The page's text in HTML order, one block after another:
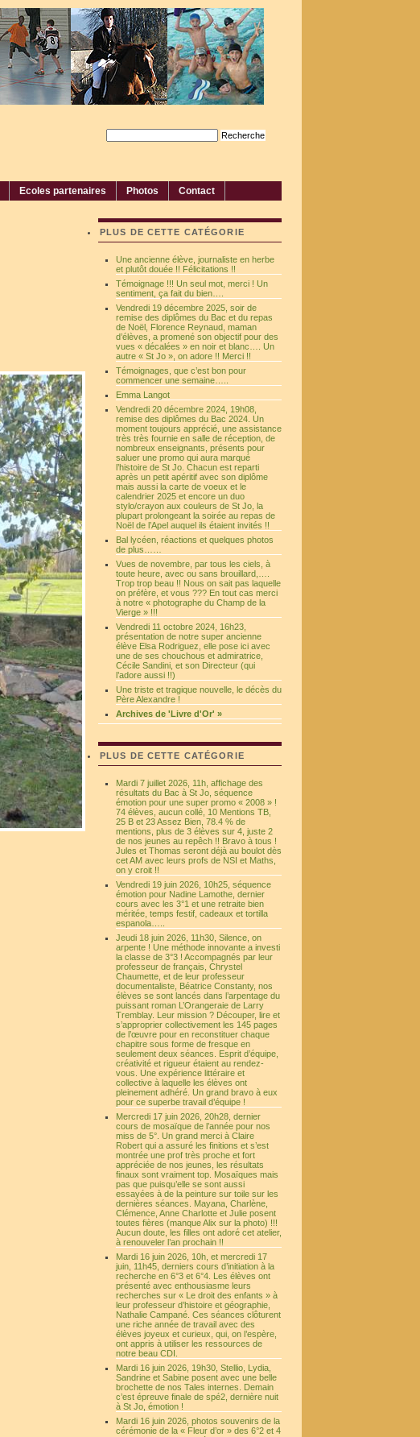
Ecoles partenaires Photos Contact
PLUS DE CETTE CATÉGORIE
Une ancienne élève, journaliste en herbe
et plutôt douée !! Félicitations !!
Témoignage !!! Un seul mot, merci ! Un
sentiment, ça fait du bien….
Vendredi 19 décembre 2025, soir de
remise des diplômes du Bac et du repas
de Noël, Florence Reynaud, maman
d’élèves, a promené son objectif pour des
vues « décalées » en noir et blanc…. Un
autre « St Jo », on adore !! Merci !!
Témoignages, que c’est bon pour
commencer une semaine…..
Emma Langot
Vendredi 20 décembre 2024, 19h08,
remise des diplômes du Bac 2024. Un
moment toujours apprécié, une assistance
très très fournie en salle de réception, de
nombreux enseignants, présents pour
saluer une promo qui aura marqué
l’histoire de St Jo. Chacun est reparti
après un petit apéritif avec son diplôme
mais aussi la carte de voeux et le
calendrier 2025 et encore un duo
stylo/crayon aux couleurs de St Jo, la
plupart prolongeant la soirée au repas de
Noël de l’Apel auquel ils étaient invités !!
Bal lycéen, réactions et quelques photos
de plus……
Vues de novembre, par tous les ciels, à
toute heure, avec ou sans brouillard,….
Trop trop beau !! Nous on sait pas laquelle
on préfère, et vous ??? En tout cas merci
à notre « photographe du Champ de la
Vierge » !!!
Vendredi 11 octobre 2024, 16h23,
présentation de notre super ancienne
élève Elsa Rodriguez, elle pose ici avec
une de ses chouchous et admiratrice,
Cécile Sandini, et son Directeur (qui
l’adore aussi !!)
Une triste et tragique nouvelle, le décès du
Père Alexandre !
Archives de 'Livre d'Or' »
PLUS DE CETTE CATÉGORIE
Mardi 7 juillet 2026, 11h, affichage des
résultats du Bac à St Jo, séquence
émotion pour une super promo « 2008 » !
74 élèves, aucun collé, 10 Mentions TB,
25 B et 23 Assez Bien, 78.4 % de
mentions, plus de 3 élèves sur 4, juste 2
de nos jeunes au repêch !! Bravo à tous !
Jules et Thomas seront déjà au boulot dès
cet AM avec leurs profs de NSI et Maths,
on y croit !!
Vendredi 19 juin 2026, 10h25, séquence
émotion pour Nadine Lamothe, dernier
cours avec les 3°1 et une retraite bien
méritée, temps festif, cadeaux et tortilla
espanola…..
Jeudi 18 juin 2026, 11h30, Silence, on
arpente ! Une méthode innovante a investi
la classe de 3°3 ! Accompagnés par leur
professeur de français, Chrystel
Chaumette, et de leur professeur
documentaliste, Béatrice Constanty, nos
élèves se sont lancés dans l’arpentage du
puissant roman L’Orangeraie de Larry
Tremblay. Leur mission ? Découper, lire et
s’approprier collectivement les 145 pages
de l’œuvre pour en reconstituer chaque
chapitre sous forme de fresque en
seulement deux séances. Esprit d’équipe,
créativité et rigueur étaient au rendez-
vous. Une expérience littéraire et
collective à laquelle les élèves ont
pleinement adhéré. Un grand bravo à eux
pour ce superbe travail d’équipe !
Mercredi 17 juin 2026, 20h28, dernier
cours de mosaïque de l’année pour nos
miss de 5°. Un grand merci à Claire
Robert qui a assuré les finitions et s’est
montrée une prof très proche et fort
appréciée de nos jeunes, les résultats
finaux sont vraiment top. Mosaïques mais
pas que puisqu’elle se sont aussi
essayées à de la peinture sur toile sur les
dernières séances. Mayana, Charlène,
Clémence, Anne Charlotte et Julie posent
toutes fières (manque Alix sur la photo) !!!
Aucun doute, les filles ont adoré cet atelier,
à renouveler l’an prochain !!
Mardi 16 juin 2026, 10h, et mercredi 17
juin, 11h45, derniers cours d’initiation à la
recherche en 6°3 et 6°4. Les élèves ont
présenté avec enthousiasme leurs
recherches sur « Le droit des enfants » à
leur professeur d’histoire et géographie,
Nathalie Campané. Ces séances clôturent
une riche année de travail avec des
élèves joyeux et curieux, qui, on l’espère,
ont appris à utiliser les ressources de
notre beau CDI.
Mardi 16 juin 2026, 19h30, Stellio, Lydia,
Sandrine et Sabine posent avec une belle
brochette de nos Tales internes. Demain
c’est épreuve finale de spé2, dernière nuit
à St Jo, émotion !
Mardi 16 juin 2026, photos souvenirs de la
cérémonie de la « Fleur d’or » des 6°2 et 4